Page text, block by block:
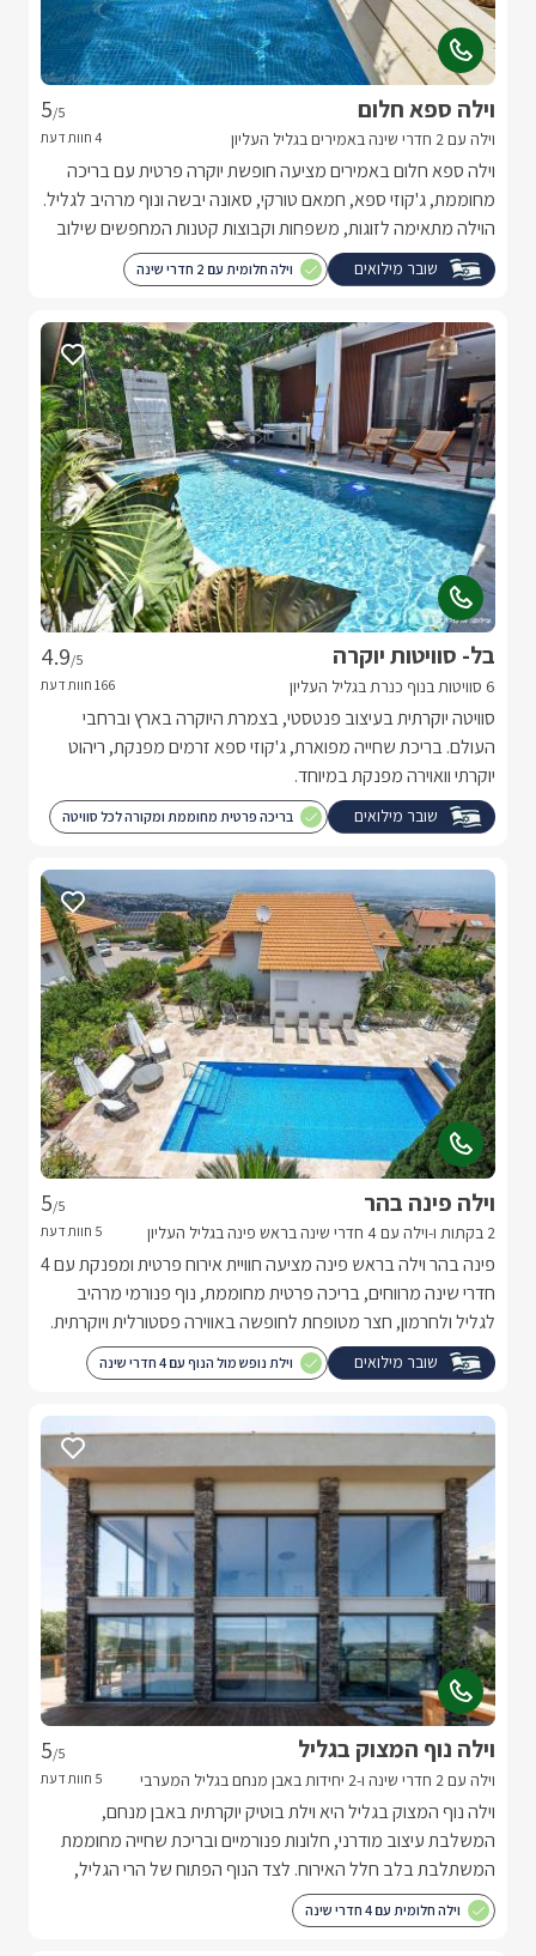
וילה ספא חלום
וילה עם 2 חדרי שינה באמירים בגליל העליון
5/5
וילה ספא חלום באמירים מציעה חופשת יוקרה פרטית עם בריכה
מחוממת, ג'קוזי ספא, חמאם טורקי, סאונה יבשה ונוף מרהיב לגליל.
הוילה מתאימה לזוגות, משפחות וקבוצות קטנות המחפשים שילוב
מושלם של פרטיות, רוגע ופינוק.
שובר מילואים וילה חלומית עם 2 חדרי שינה
בל- סוויטות יוקרה
6 סוויטות בנוף כנרת בגליל העליון
4.9/5
סוויטה יוקרתית בעיצוב פנטסטי, בצמרת היוקרה בארץ וברחבי
העולם. בריכת שחייה מפוארת, ג'קוזי ספא זרמים מפנקת, ריהוט
יוקרתי וואוירה מפנקת במיוחד.
שובר מילואים בריכה פרטית מחוממת ומקורה לכל סוויטה
וילה פינה בהר
2 בקתות ו-וילה עם 4 חדרי שינה בראש פינה בגליל העליון
5/5
פינה בהר וילה בראש פינה מציעה חוויית אירוח פרטית ומפנקת עם 4
חדרי שינה מרווחים, בריכה פרטית מחוממת, נוף פנורמי מרהיב
לגליל ולחרמון, חצר מטופחת לחופשה באווירה פסטורלית ויוקרתית.
שובר מילואים וילת נופש מול הנוף עם 4 חדרי שינה
וילה נוף המצוק בגליל
וילה עם 2 חדרי שינה ו-2 יחידות באבן מנחם בגליל המערבי
5/5
וילה נוף המצוק בגליל היא וילת בוטיק יוקרתית באבן מנחם,
המשלבת עיצוב מודרני, חלונות פנורמיים ובריכת שחייה מחוממת
המשתלבת בלב חלל האירוח. לצד הנוף הפתוח של הרי הגליל,
הווילה מציעה פרטיות, שקט ואווירת יוקרה לחופשה בלתי נשכחת.
וילה חלומית עם 4 חדרי שינה